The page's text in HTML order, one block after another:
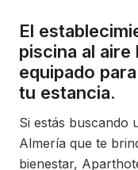
El
piscina al aire
equipado
tu estancia.
Si estás buscando
Almería que te
bienestar,